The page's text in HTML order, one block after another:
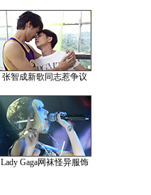
张智成新歌同志惹争议
Lady Gaga网袜怪异服饰